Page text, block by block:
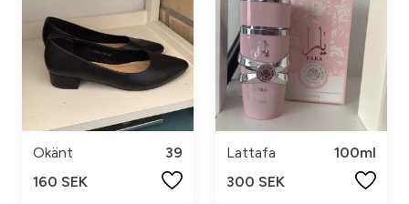
Okänt
39
160 SEK
Lattafa
100ml
300 SEK